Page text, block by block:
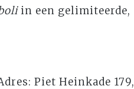
in een gelimiteerde,
Piet Heinkade 179,